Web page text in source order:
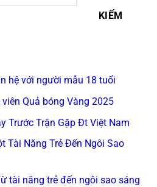
KIẾM
hệ với người mẫu 18 tuổi
Quả bóng Vàng 2025
Trước Trận Gặp Đt Việt Nam
Tài Năng Trẻ Đến Ngôi Sao
tài năng trẻ đến ngôi sao sáng